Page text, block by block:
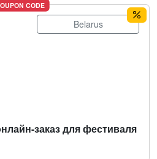
CODE
Belarus
заказ для фестиваля